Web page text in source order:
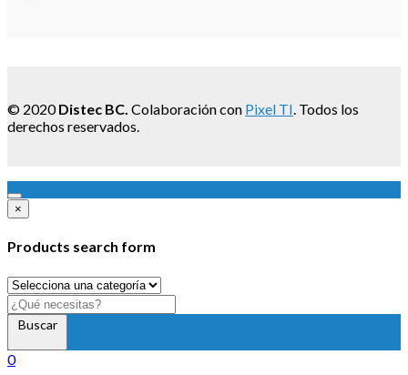
© 2020Distec BC. Colaboración con Pixel TI. Todos los
derechos reservados.
×
Products search form
Buscar
0